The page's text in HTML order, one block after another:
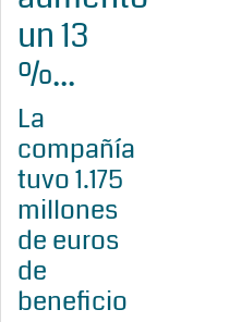
un 13
%...
La
compañía
tuvo 1.175
millones
de euros
de
beneficio